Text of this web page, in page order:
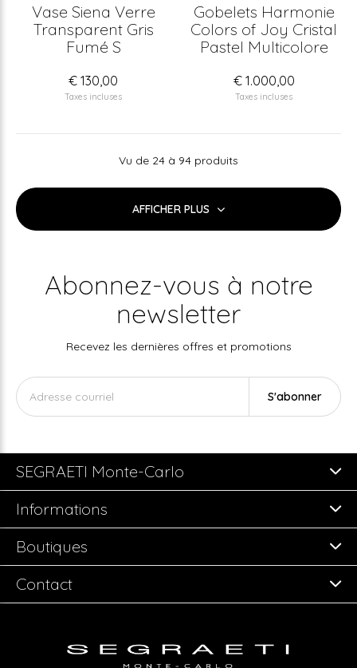
Vase Siena Verre
Transparent Gris
Fumé S
€ 130,00
Taxes incluses
Gobelets Harmonie
Colors of Joy Cristal
Pastel Multicolore
€ 1.000,00
Taxes incluses
Vu de 24 à 94 produits
AFFICHER PLUS
Abonnez-vous à notre
newsletter
Recevez les dernières offres et promotions
S'abonner
SEGRAETI Monte-Carlo
Informations
Boutiques
Contact